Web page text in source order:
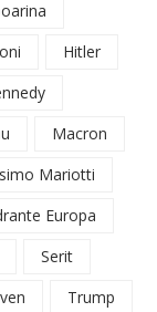
Hitler
Macron
Mariotti
Europa
Serit
Trump